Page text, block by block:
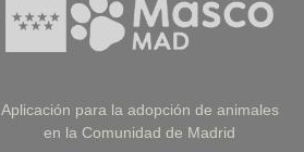
Aplicación para la adopción de animales
en la Comunidad de Madrid